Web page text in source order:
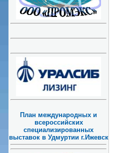
План международных и
всероссийских
специализированных
выставок в Удмуртии г.Ижевск